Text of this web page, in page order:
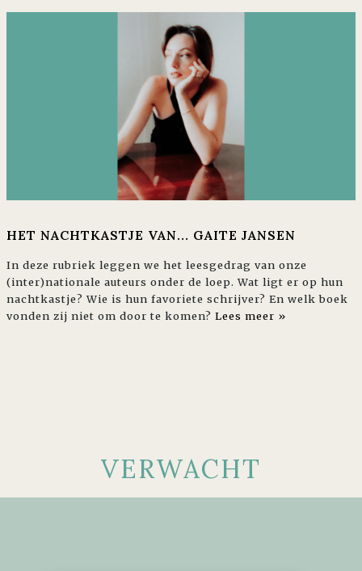
HET NACHTKASTJE VAN... GAITE JANSEN
In deze rubriek leggen we het leesgedrag van onze
(inter)nationale auteurs onder de loep. Wat ligt er op hun
nachtkastje? Wie is hun favoriete schrijver? En welk boek
vonden zij niet om door te komen? Lees meer »
VERWACHT